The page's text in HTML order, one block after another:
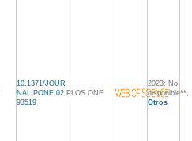
10.1371/JOUR
NAL.PONE.02
93519
PLOS ONE
2023: No
disponible**,
Otros